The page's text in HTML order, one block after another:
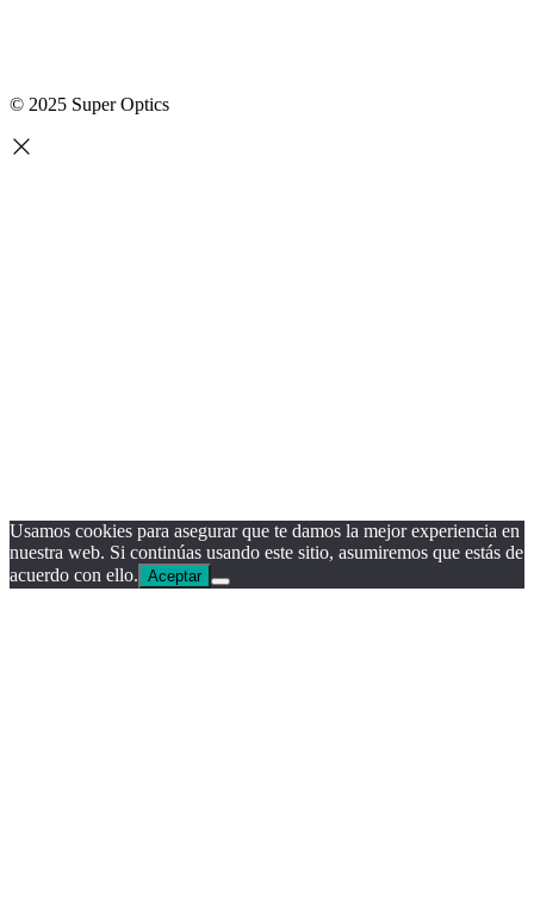
© 2025 Super Optics
Usamos cookies para asegurar que te damos la mejor experiencia en
nuestra web. Si continúas usando este sitio, asumiremos que estás de
acuerdo con ello. Aceptar